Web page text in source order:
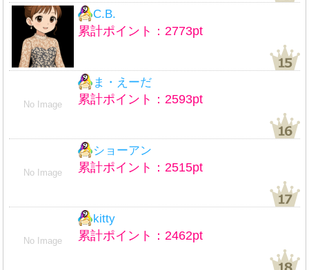
C.B.
累計ポイント：2773pt
No Image
ま・えーだ
累計ポイント：2593pt
No Image
ショーアン
累計ポイント：2515pt
No Image
kitty
累計ポイント：2462pt